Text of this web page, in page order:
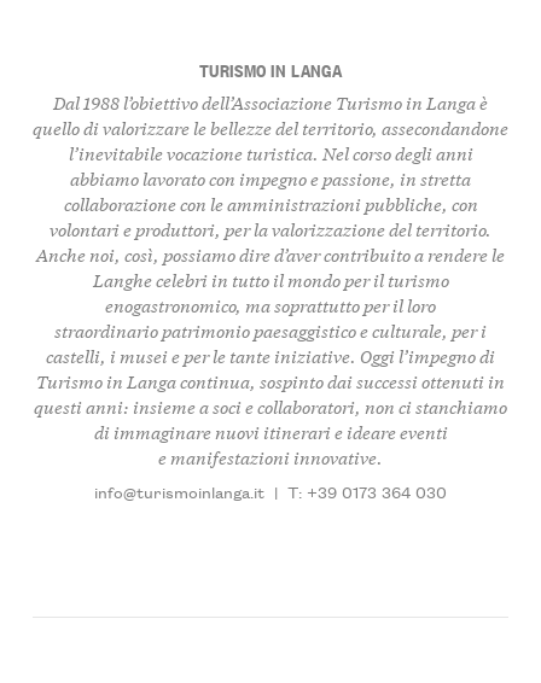
TURISMO IN LANGA
Dal 1988 l’obiettivo dell’Associazione Turismo in Langa è
quello divalorizzare le bellezze del territorio, assecondandone
l’inevitabile vocazione turistica. Nel corso degli anni
abbiamo lavorato con impegno e passione, in stretta
collaborazione con le amministrazioni pubbliche, con
volontari e produttori, per la valorizzazione del territorio.
Anche noi, così, possiamo dire d’aver contribuito a rendere le
Langhe celebri in tutto il mondo per il turismo
enogastronomico, ma soprattutto per il loro
straordinariopatrimonio paesaggistico e culturale, per i
castelli, i museie per le tante iniziative. Oggi l’impegno di
Turismo in Langa continua, sospinto dai successi ottenuti in
questi anni: insieme a soci e collaboratori, non ci stanchiamo
di immaginare nuovi itinerari e ideare eventi
e manifestazioni innovative.
info@turismoinlanga.it | T: +39 0173 364 030